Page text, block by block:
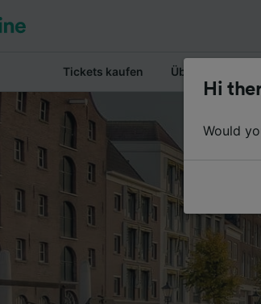
Tickets kaufen Überblick
Hi
Would